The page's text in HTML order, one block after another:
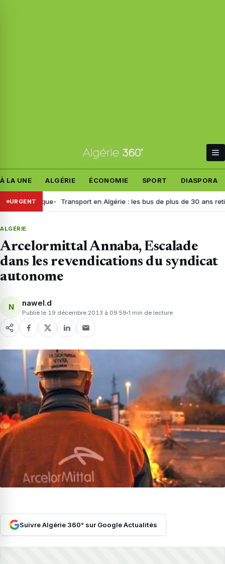
À LA UNE ALGÉRIE ÉCONOMIE SPORT DIASPORA
URGENT Transport en Algérie : les bus de plus de 30 ans retirés,
ALGÉRIE
Arcelormittal Annaba, Escalade
dans les revendications du syndicat
autonome
N nawel.d
Publié le 19 décembre 2013 à 09:59 1 min de lecture
Suivre Algérie 360° sur Google Actualités